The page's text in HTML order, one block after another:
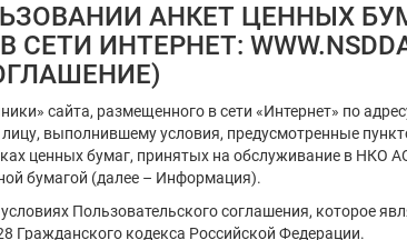
АНКЕТ ЦЕННЫХ
ИНТЕРНЕТ:
сайта, размещенного в сети «Интернет» по
выполнившему условия, предусмотренные
ценных бумаг, принятых на обслуживание в НКО
бумагой (далее – Информация).
Пользовательского соглашения, которое
Гражданского кодекса Российской Федерации.
Ценные бумаги,
Регистрационный номер/код
Тип идентификатора ц.б.
×
Регистрационный номер